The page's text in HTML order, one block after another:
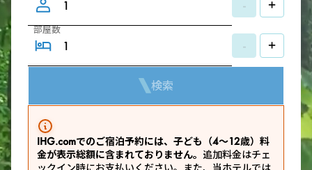
- +
部屋数
- +
検索
IHG.comでのご宿泊予約には、子ども（4～12歳）料
金が表示総額に含まれておりません。 追加料金はチェ